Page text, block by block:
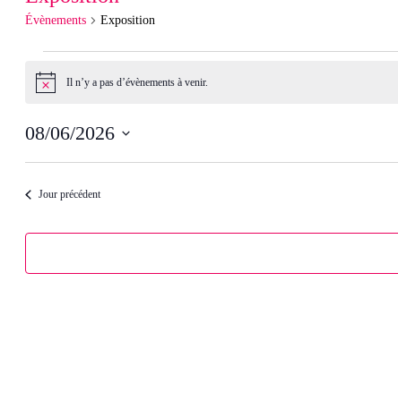
Évènements Exposition
Évènements
for
jeudi
6
Notice Il n’y a pas d’évènements à venir.
08/06/2026
date.Jour précédent